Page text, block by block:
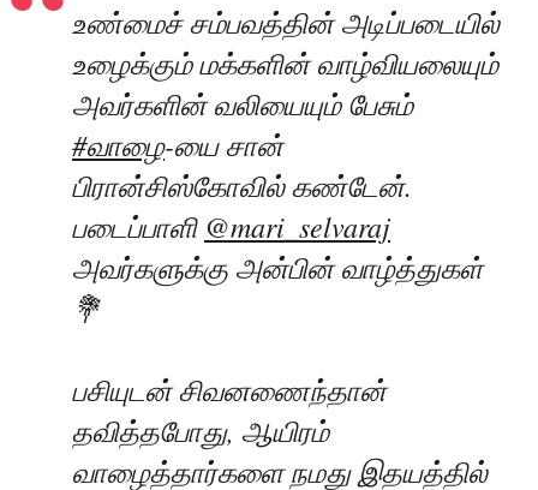
உண்மைச் சம்பவத்தின் அடிப்படையில்
உழைக்கும் மக்களின் வாழ்வியலையும்
அவர்களின் வலியையும் பேசும்
#வாழை-யை சான்
பிரான்சிஸ்கோவில் கண்டேன்.
படைப்பாளி @mari_selvaraj
அவர்களுக்கு அன்பின் வாழ்த்துகள்
💐
பசியுடன் சிவனணைந்தான்
தவித்தபோது, ஆயிரம்
வாழைத்தார்களை நமது இதயத்தில்